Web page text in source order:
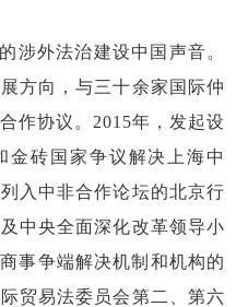
涉外法治建设中国声音。
方向，与三十余家国际仲
作协议。 2015年，发起设
金砖国家争议解决上海中
入中非合作论坛的北京行
中央全面深化改革领导小
事争端解决机制和机构的
贸易法委员会第二、第六